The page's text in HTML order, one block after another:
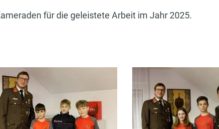
für die geleistete Arbeit im Jahr 2025.